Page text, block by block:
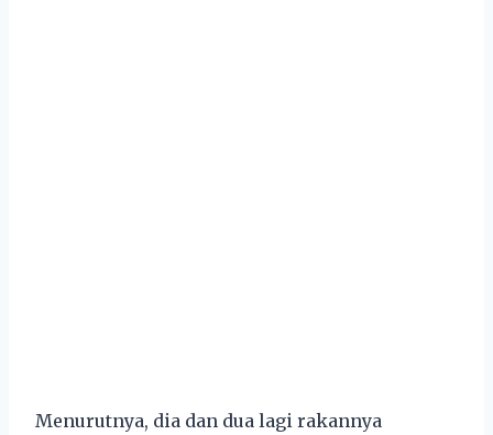
Menurutnya, dia dan dua lagi rakannya